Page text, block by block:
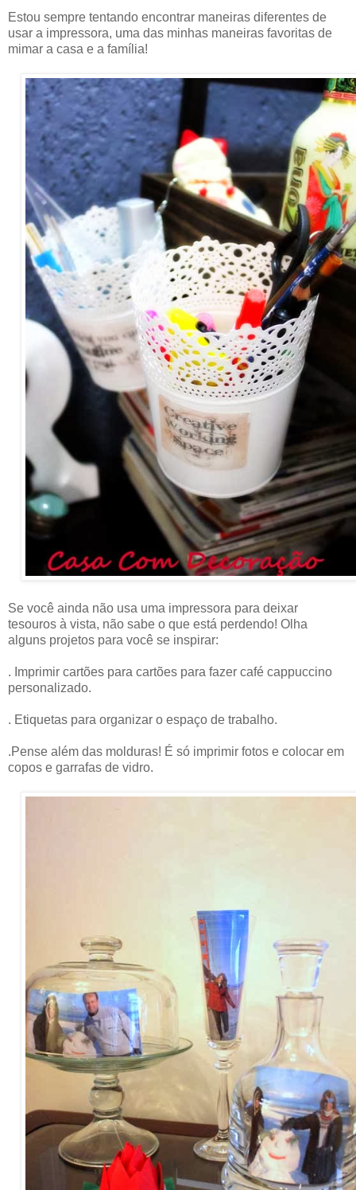
Estou sempre tentando encontrar maneiras diferentes de
usar a impressora, uma das minhas maneiras favoritas de
mimar a casa e a família!
Se você ainda não usa uma impressora para deixar
tesouros à vista, não sabe o que está perdendo! Olha
alguns projetos para você se inspirar:
. Imprimir cartões para cartões para fazer café cappuccino
personalizado.
. Etiquetas para organizar o espaço de trabalho.
.Pense além das molduras! É só imprimir fotos e colocar em
copos e garrafas de vidro.